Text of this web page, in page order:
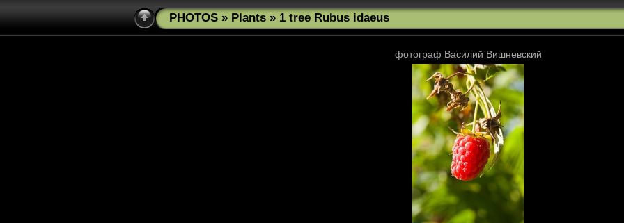
PHOTOS » Plants » 1 tree Rubus idaeus
фотограф Василий Вишневский